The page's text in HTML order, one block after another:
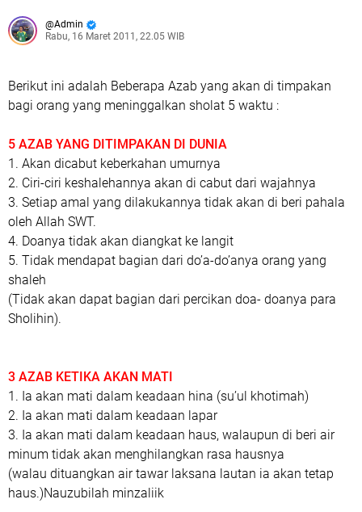
Admin
Rabu, 16 Maret 2011, 22.05 WIB
Berikut ini adalah Beberapa Azab yang akan di timpakan
bagi orang yang meninggalkan sholat 5 waktu :
5 AZAB YANG DITIMPAKAN DI DUNIA
1. Akan dicabut keberkahan umurnya
2. Ciri-ciri keshalehannya akan di cabut dari wajahnya
3. Setiap amal yang dilakukannya tidak akan di beri pahala
oleh Allah SWT.
4. Doanya tidak akan diangkat ke langit
5. Tidak mendapat bagian dari do’a-do’anya orang yang
shaleh
(Tidak akan dapat bagian dari percikan doa- doanya para
Sholihin).
3 AZAB KETIKA AKAN MATI
1. Ia akan mati dalam keadaan hina (su’ul khotimah)
2. Ia akan mati dalam keadaan lapar
3. Ia akan mati dalam keadaan haus, walaupun di beri air
minum tidak akan menghilangkan rasa hausnya
(walau dituangkan air tawar laksana lautan ia akan tetap
haus.)Nauzubilah minzaliik